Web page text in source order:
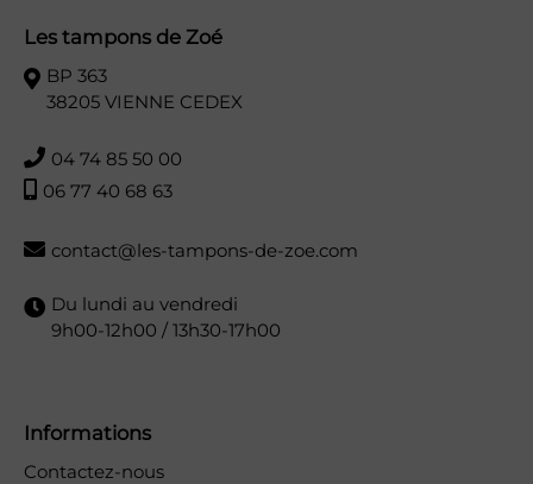
Les tampons de Zoé
BP 363
38205 VIENNE CEDEX
04 74 85 50 00
06 77 40 68 63
contact@les-tampons-de-zoe.com
Du lundi au vendredi
9h00-12h00 / 13h30-17h00
Informations
Contactez-nous